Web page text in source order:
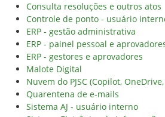
Consulta resoluções e outros atos
Controle de ponto - usuário
ERP - gestão administrativa
ERP - painel pessoal e
ERP - gestores e aprovadores
Malote Digital
Nuvem do PJSC (Copilot,
Quarentena de e-mails
Sistema AJ - usuário interno